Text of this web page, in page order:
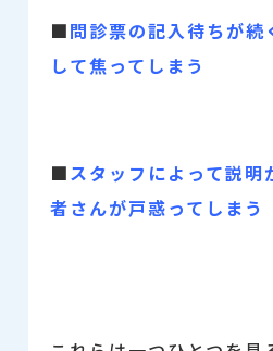
■問診票の記入待ちが続
して焦ってしまう
■スタッフによって説明
者さんが戸惑ってしまう